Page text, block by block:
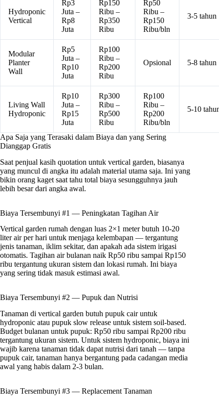
Hydroponic
Vertical
Rp3
Juta –
Rp8
Juta
Rp150
Ribu –
Rp350
Ribu
Rp50
Ribu –
Rp150
Ribu/bln
3-5 tahun
Modular
Planter
Wall
Rp5
Juta –
Rp10
Juta
Rp100
Ribu –
Rp200
Ribu
Opsional 5-8 tahun
Living Wall
Hydroponic
Rp10
Juta –
Rp15
Juta
Rp300
Ribu –
Rp500
Ribu
Rp100
Ribu –
Rp200
Ribu/bln
5-10
Apa Saja yang Terasaki dalam Biaya dan yang Sering
Dianggap Gratis
Saat penjual kasih quotation untuk vertical garden, biasanya
yang muncul di angka itu adalah material utama saja. Ini yang
bikin orang kaget saat tahu total biaya sesungguhnya jauh
lebih besar dari angka awal.
Biaya Tersembunyi #1 — Peningkatan Tagihan Air
Vertical garden rumah dengan luas 2×1 meter butuh 10-20
liter air per hari untuk menjaga kelembapan — tergantung
jenis tanaman, iklim sekitar, dan apakah ada sistem irigasi
otomatis. Tagihan air bulanan naik Rp50 ribu sampai Rp150
ribu tergantung ukuran sistem dan lokasi rumah. Ini biaya
yang sering tidak masuk estimasi awal.
Biaya Tersembunyi #2 — Pupuk dan Nutrisi
Tanaman di vertical garden butuh pupuk cair untuk
hydroponic atau pupuk slow release untuk sistem soil-based.
Budget bulanan untuk pupuk: Rp50 ribu sampai Rp200 ribu
tergantung ukuran sistem. Untuk sistem hydroponic, biaya ini
wajib karena tanaman tidak dapat nutrisi dari tanah — tanpa
pupuk cair, tanaman hanya bergantung pada cadangan media
awal yang habis dalam 2-3 bulan.
Biaya Tersembunyi #3 — Replacement Tanaman